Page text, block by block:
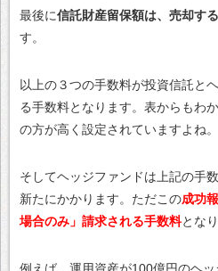
最後に信託財産留保額は、売却す
す。
以上の３つの手数料が投資信託と
る手数料となります。表からもわ
の方が高く設定されていますよね。
そしてヘッジファンドは上記の手
新たにかかります。ただこの成功
場合のみ」請求される手数料とな
例えば、運用資産が100億円のヘ